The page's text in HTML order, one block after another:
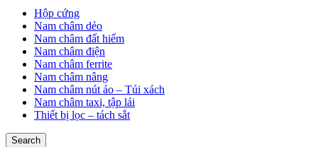
Hộp cứng
Nam châm dẻo
Nam châm đất hiếm
Nam châm điện
Nam châm ferrite
Nam châm nâng
Nam châm nút áo – Túi xách
Nam châm taxi, tập lái
Thiết bị lọc – tách sắt
Search